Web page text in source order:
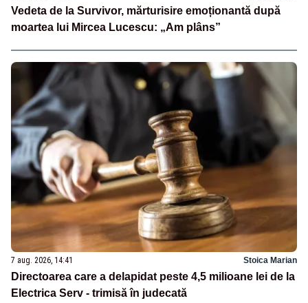
Vedeta de la Survivor, mărturisire emoționantă după
moartea lui Mircea Lucescu: „Am plâns”
7 aug. 2026, 14:41 Stoica Marian
Directoarea care a delapidat peste 4,5 milioane lei de la
Electrica Serv - trimisă în judecată